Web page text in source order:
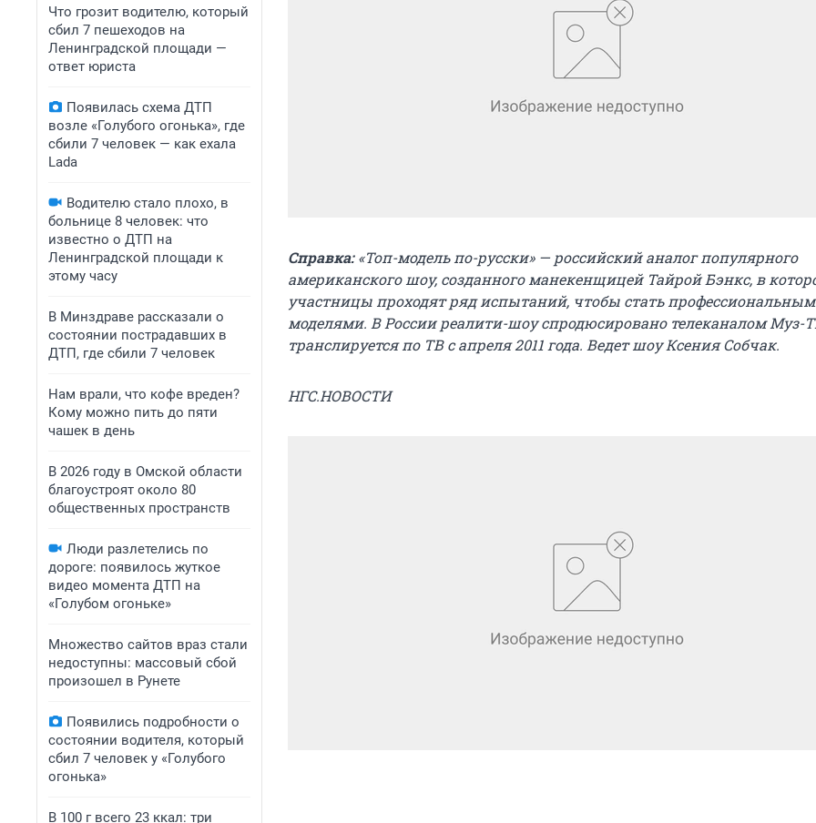
Что грозит водителю, который
сбил 7 пешеходов на
Ленинградской площади —
ответ юриста
Появилась схема ДТП
возле «Голубого огонька», где
сбили 7 человек — как ехала
Lada
Водителю стало плохо, в
больнице 8 человек: что
известно о ДТП на
Ленинградской площади к
этому часу
В Минздраве рассказали о
состоянии пострадавших в
ДТП, где сбили 7 человек
Нам врали, что кофе вреден?
Кому можно пить до пяти
чашек в день
В 2026 году в Омской области
благоустроят около 80
общественных пространств
Люди разлетелись по
дороге: появилось жуткое
видео момента ДТП на
«Голубом огоньке»
Множество сайтов враз стали
недоступны: массовый сбой
произошел в Рунете
Появились подробности о
состоянии водителя, который
сбил 7 человек у «Голубого
огонька»
В 100 г всего 23 ккал: три
Справка:«Топ-модель по-русски» — российский аналог популярного
американского шоу, созданного манекенщицей Тайрой Бэнкс, в
участницы проходят ряд испытаний, чтобы стать
моделями. В России реалити-шоу спродюсировано телеканалом Муз-
транслируется по ТВ с апреля 2011 года. Ведет шоу Ксения Собчак.
НГС.НОВОСТИ